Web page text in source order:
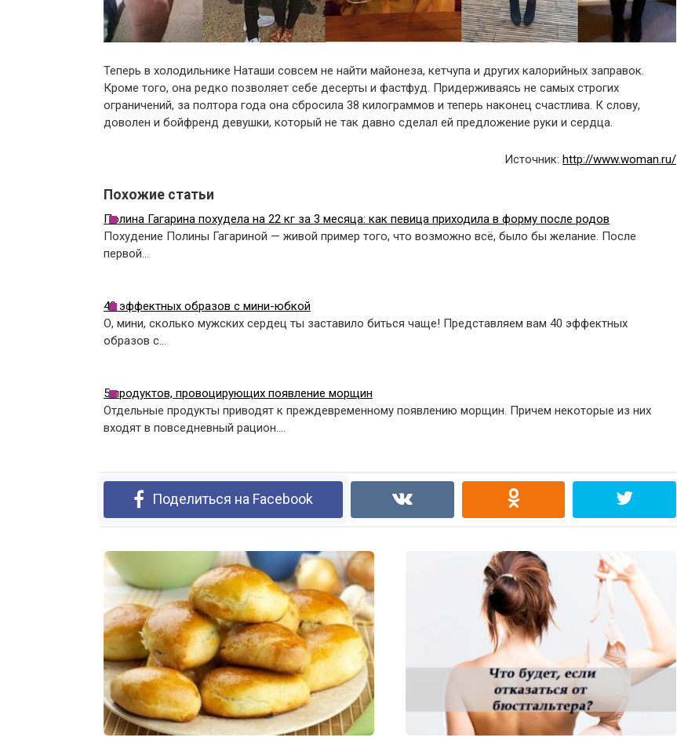
Теперь в холодильнике Наташи совсем не найти майонеза, кетчупа и других калорийных заправок.
Кроме того, она редко позволяет себе десерты и фастфуд. Придерживаясь не самых строгих
ограничений, за полтора года она сбросила 38 килограммов и теперь наконец счастлива. К слову,
доволен и бойфренд девушки, который не так давно сделал ей предложение руки и сердца.
Источник: http://www.woman.ru/
Похожие статьи
Полина Гагарина похудела на 22 кг за 3 месяца: как певица приходила в форму после родов
Похудение Полины Гагариной — живой пример того, что возможно всё, было бы желание. После
первой…
40 эффектных образов с мини-юбкой
О, мини, сколько мужских сердец ты заставило биться чаще! Представляем вам 40 эффектных
образов с…
5 продуктов, провоцирующих появление морщин
Отдельные продукты приводят к преждевременному появлению морщин. Причем некоторые из них
входят в повседневный рацион.…
Поделиться на Facebook